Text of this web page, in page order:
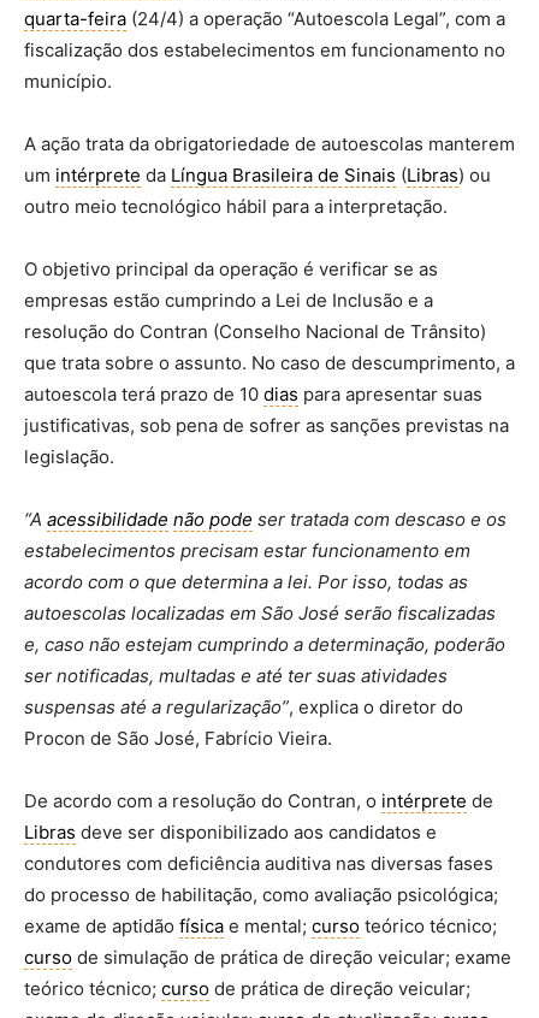
quarta-feira (24/4) a operação “Autoescola Legal”, com a
fiscalização dos estabelecimentos em funcionamento no
município.
A ação trata da obrigatoriedade de autoescolas manterem
um intérprete da Língua Brasileira de Sinais (Libras) ou
outro meio tecnológico hábil para a interpretação.
O objetivo principal da operação é verificar se as
empresas estão cumprindo a Lei de Inclusão e a
resolução do Contran (Conselho Nacional de Trânsito)
que trata sobre o assunto. No caso de descumprimento, a
autoescola terá prazo de 10 dias para apresentar suas
justificativas, sob pena de sofrer as sanções previstas na
legislação.
“A acessibilidade não pode ser tratada com descaso e os
estabelecimentos precisam estar funcionamento em
acordo com o que determina a lei. Por isso, todas as
autoescolas localizadas em São José serão fiscalizadas
e, caso não estejam cumprindo a determinação, poderão
ser notificadas, multadas e até ter suas atividades
suspensas até a regularização”, explica o diretor do
Procon de São José, Fabrício Vieira.
De acordo com a resolução do Contran, o intérprete de
Libras deve ser disponibilizado aos candidatos e
condutores com deficiência auditiva nas diversas fases
do processo de habilitação, como avaliação psicológica;
exame de aptidão física e mental; curso teórico técnico;
curso de simulação de prática de direção veicular; exame
teórico técnico; curso de prática de direção veicular;